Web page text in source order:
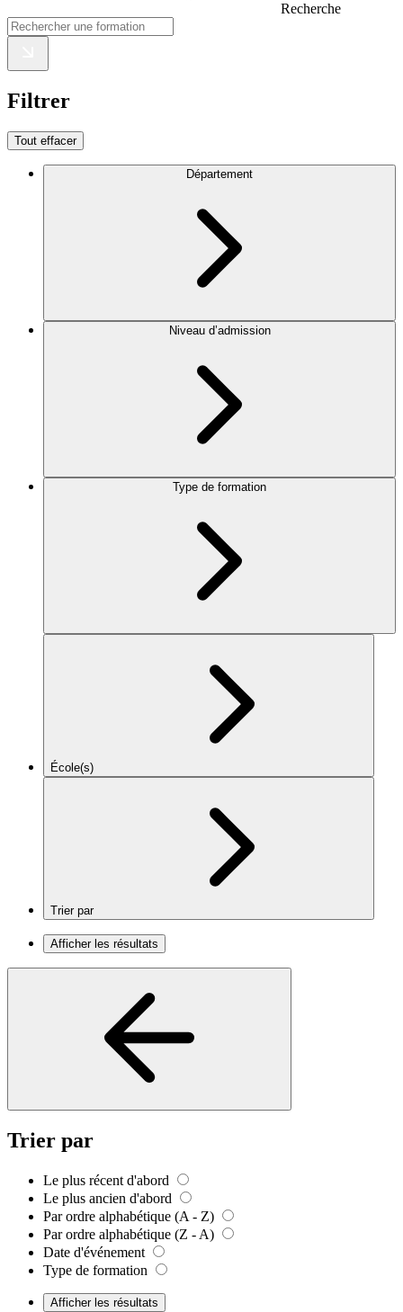
Recherche
Filtrer
Tout effacer
Département
Niveau d’admission
Type de formation
École(s)
Trier par
Afficher les résultats
Trier par
Le plus récent d'abord
Le plus ancien d'abord
Par ordre alphabétique (A - Z)
Par ordre alphabétique (Z - A)
Date d'événement
Type de formation
Afficher les résultats